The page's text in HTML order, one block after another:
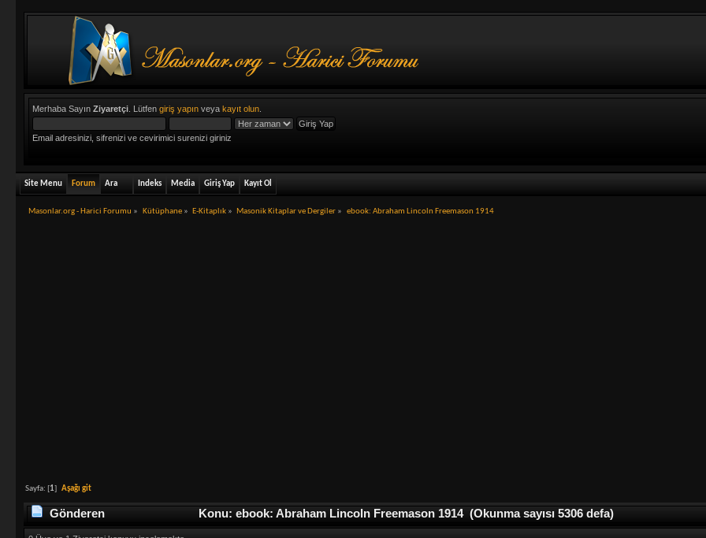
Merhaba SayınZiyaretçi . Lütfengiriş yapın veyakayıt olun
Email adresinizi, sifrenizi ve cevirimici surenizi giriniz
Site Menu Forum Ara Indeks Media Giriş Yap Kayıt Ol
Masonlar.org - Harici Forumu » Kütüphane» E-Kitaplık » Masonik Kitaplar ve Dergiler » ebook: Abraham Lincoln Freemason 1914
Sayfa: [1]Aşağı git
Gönderen Konu: ebook: Abraham Lincoln Freemason 1914 (Okunma sayısı 5306 defa)